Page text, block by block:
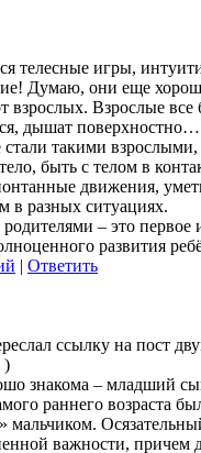
телесные игры,
Думаю, они еще
взрослых. Взрослые все
дышат поверхностно…
такими
быть с телом в
движения,
в разных ситуациях.
– это первое
развития
Ответить
ссылку на пост
)
знакома – младший
раннего возраста
мальчиком.
важности, причем